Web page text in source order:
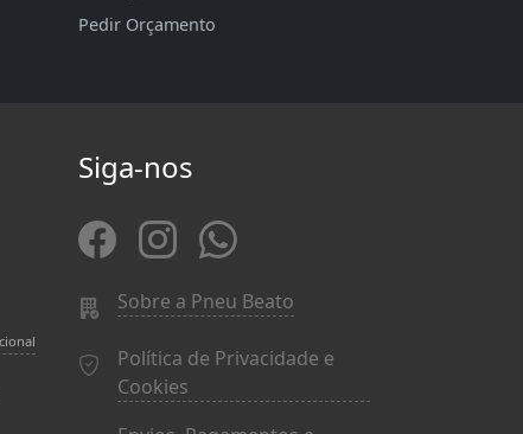
Pedir Orçamento
Siga-nos
Sobre a Pneu Beato
Política de Privacidade e
Cookies